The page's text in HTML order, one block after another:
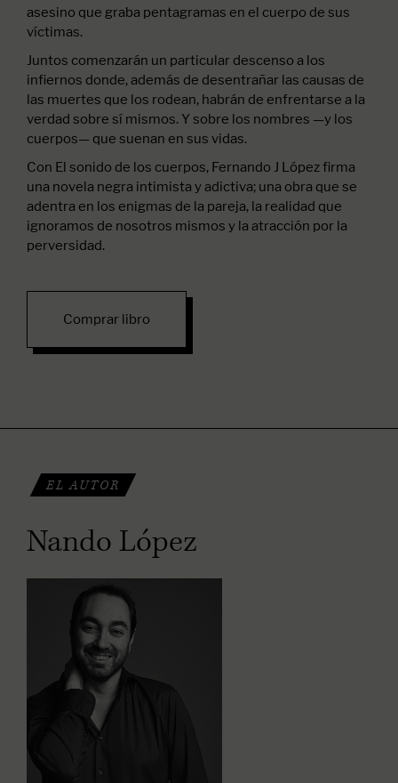
asesino que graba pentagramas en el cuerpo de sus
víctimas.
Juntos comenzarán un particular descenso a los
infiernos donde, además de desentrañar las causas de
las muertes que los rodean, habrán de enfrentarse a la
verdad sobre sí mismos. Y sobre los nombres —y los
cuerpos— que suenan en sus vidas.
Con El sonido de los cuerpos, Fernando J López firma
una novela negra intimista y adictiva; una obra que se
adentra en los enigmas de la pareja, la realidad que
ignoramos de nosotros mismos y la atracción por la
perversidad.
Comprar libro
EL AUTOR
Nando López